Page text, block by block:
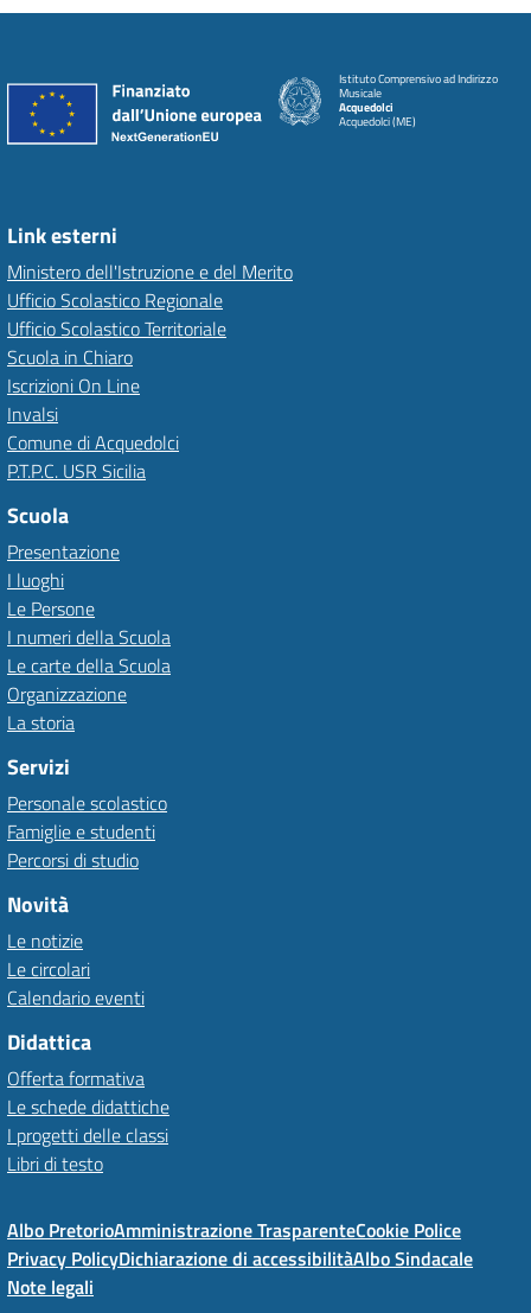
Istituto Comprensivo ad Indirizzo
Musicale
Acquedolci
Acquedolci (ME)
Link esterni
Ministero dell'Istruzione e del Merito
Ufficio Scolastico Regionale
Ufficio Scolastico Territoriale
Scuola in Chiaro
Iscrizioni On Line
Invalsi
Comune di Acquedolci
P.T.P.C. USR Sicilia
Scuola
Presentazione
I luoghi
Le Persone
I numeri della Scuola
Le carte della Scuola
Organizzazione
La storia
Servizi
Personale scolastico
Famiglie e studenti
Percorsi di studio
Novità
Le notizie
Le circolari
Calendario eventi
Didattica
Offerta formativa
Le schede didattiche
I progetti delle classi
Libri di testo
Albo PretorioAmministrazione TrasparenteCookie Police
Privacy PolicyDichiarazione di accessibilitàAlbo Sindacale
Note legali